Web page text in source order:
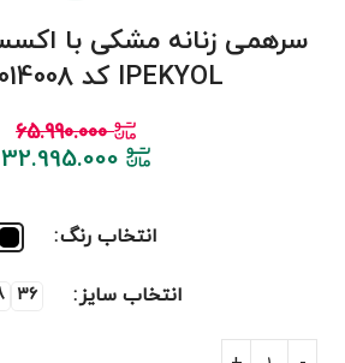
سرهمی زنانه مشکی با
IPEKYOL کد IS1260014008
65.990.000
32.995.000
انتخاب رنگ
انتخاب سایز 36